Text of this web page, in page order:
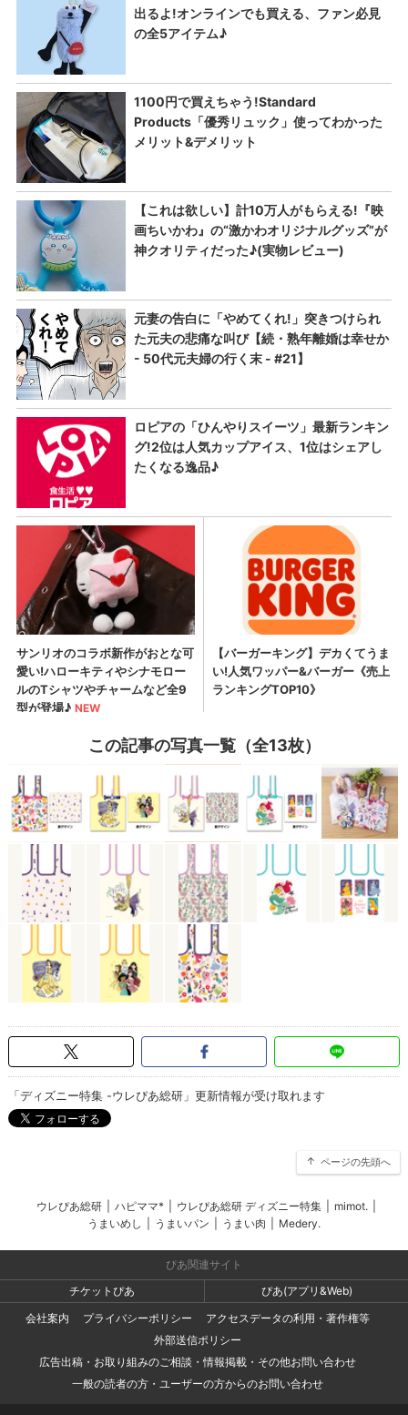
この記事の写真一覧（全13枚）
「ディズニー特集 -ウレぴあ総研」更新情報が受け取れます
ページの先頭へ
ウレぴあ総研 ハピママ* ウレぴあ総研 ディズニー特集 mimot.
うまいめし
うまいパン うまい肉 Medery.
ぴあ関連サイト
チケットぴあ
ぴあ(アプリ&Web)
会社案内
プライバシーポリシー
アクセスデータの利用・著作権等
外部送信ポリシー
広告出稿・お取り組みのご相談・情報掲載・その他お問い合わせ
一般の読者の方・ユーザーの方からのお問い合わせ